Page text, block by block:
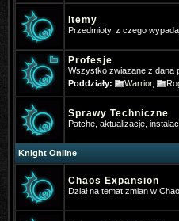
Itemy
Przedmioty, z czego
Profesje
Wszystko zwiazane z dana
Poddziały:
Warrior,
Sprawy Techniczne
Patche, aktualizacje,
Knight Online
Chaos Expansion
Dział na temat zmian w